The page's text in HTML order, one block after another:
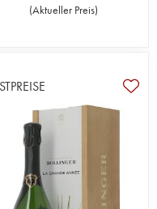
(Aktueller Preis)